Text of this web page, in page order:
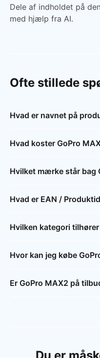
Dele af indholdet på
med hjælp fra AI.
Ofte stillede
Hvad er navnet på
Hvad koster GoPro
Hvilket mærke står bag
Hvad er EAN /
Hvilken kategori
Hvor kan jeg købe
Er GoPro MAX2 på